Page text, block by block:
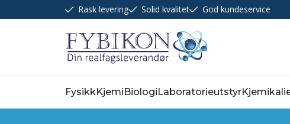
Rask levering Solid kvalitet God kundeservice
FysikkKjemiBiologiLaboratorieutstyr